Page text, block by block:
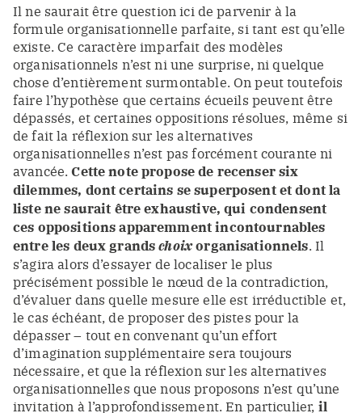
Il ne saurait être question ici de parvenir à la
formule organisationnelle parfaite, si tant est qu’elle
existe.Ce caractère imparfait des modèles
organisationnels n’est ni une surprise, ni quelque
chose d’entièrement surmontable. On peut toutefois
faire l’hypothèse que certains écueils peuvent être
dépassés, et certaines oppositions résolues, même si
de fait la réflexion sur les alternatives
organisationnelles n’est pas forcément courante ni
avancée.Cette note propose de recenser six
dilemmes, dont certains se superposent et dont la
liste ne saurait être exhaustive, qui condensent
ces oppositions apparemment incontournables
entre les deux grandschoixorganisationnels. Il
s’agira alors d’essayer de localiser le plus
précisément possible le nœud de la contradiction,
d’évaluer dans quelle mesure elle est irréductible et,
le cas échéant, de proposer des pistes pour la
dépasser – tout en convenant qu’un effort
d’imagination supplémentaire sera toujours
nécessaire, et que la réflexion sur les alternatives
organisationnelles que nous proposons n’est qu’une
invitation à l’approfondissement. En particulier, il